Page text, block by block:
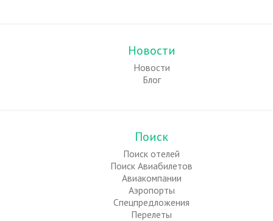
Новости
Новости
Блог
Поиск
Поиск отелей
Поиск Авиабилетов
Авиакомпании
Аэропорты
Спецпредложения
Перелеты